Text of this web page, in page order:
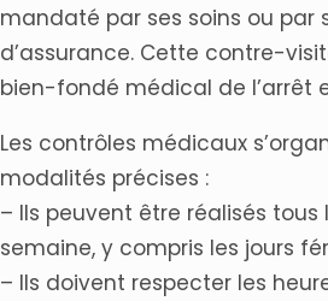
mandaté par ses soins ou par
d’assurance. Cette contre-
bien-fondé médical de l’arrêt
Les contrôles médicaux
modalités précises :
– Ils peuvent être réalisés tous
semaine, y compris les jours
– Ils doivent respecter les